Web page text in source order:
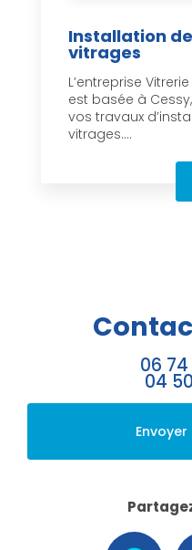
Installation
vitrages
L’entreprise
est basée à
vos travaux
vitrages....
06
04